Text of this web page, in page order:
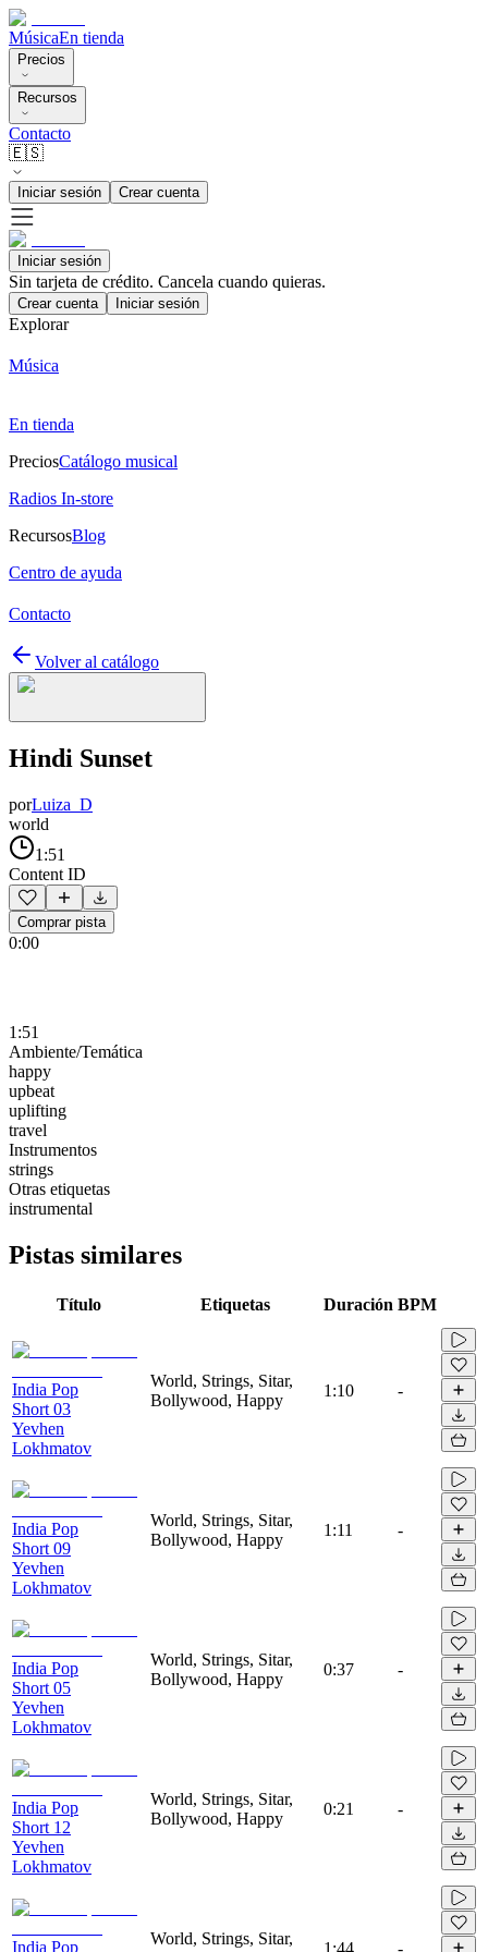
MúsicaEn tienda
Precios
Recursos
Contacto
🇪🇸
Iniciar sesión Crear cuenta
Iniciar sesión
Sin tarjeta de crédito. Cancela cuando quieras.
Crear cuenta Iniciar sesión
Explorar
Música
En tienda
PreciosCatálogo musical
Radios In-store
RecursosBlog
Centro de ayuda
Contacto
Volver al catálogo
Hindi Sunset
porLuiza_D
world
1:51
Content ID
Comprar pista
0:00
1:51
Ambiente/Temática
happy
upbeat
uplifting
travel
Instrumentos
strings
Otras etiquetas
instrumental
Pistas similares
Título Etiquetas Duración BPM
India Pop
Short 03
Yevhen
Lokhmatov
World, Strings, Sitar,
Bollywood, Happy
1:10 -
India Pop
Short 09
Yevhen
Lokhmatov
World, Strings, Sitar,
Bollywood, Happy
1:11 -
India Pop
Short 05
Yevhen
Lokhmatov
World, Strings, Sitar,
Bollywood, Happy
0:37 -
India Pop
Short 12
Yevhen
Lokhmatov
World, Strings, Sitar,
Bollywood, Happy
0:21 -
India Pop
World, Strings, Sitar,
1:44 -